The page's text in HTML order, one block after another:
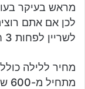
מראש בעיקר
לכן אם אתם
לשריין לפחות 3 חודשים מראש.
מחיר ללילה